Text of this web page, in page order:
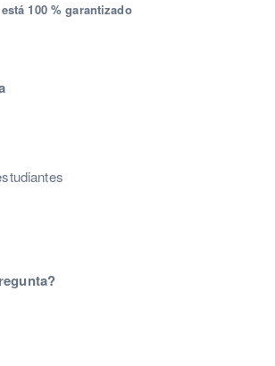
100 % garantizado